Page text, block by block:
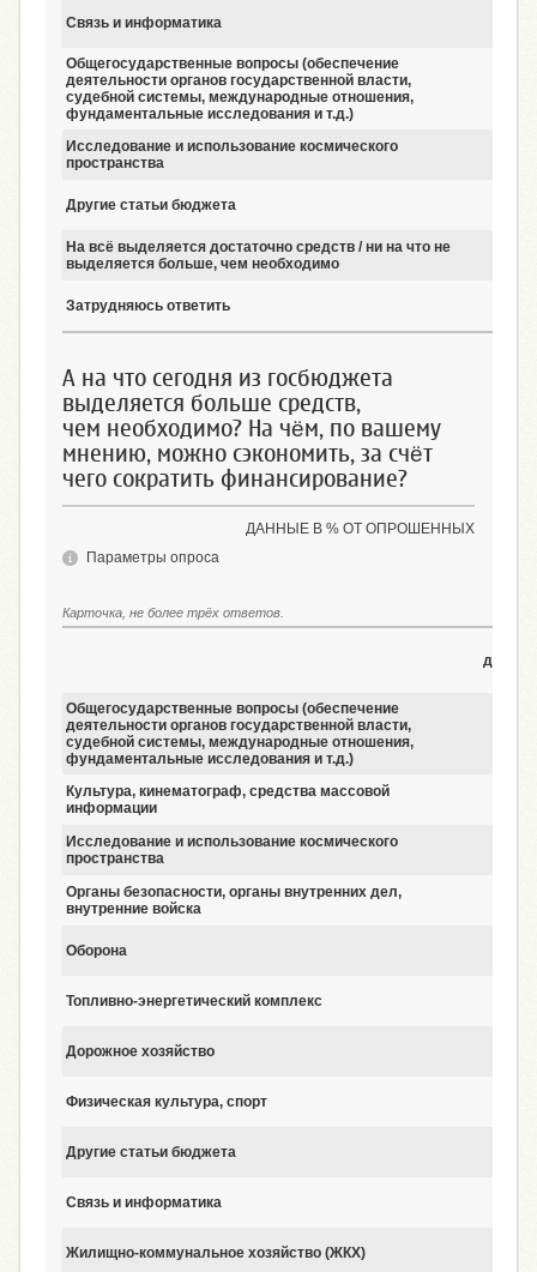
Связь и информатика
Общегосударственные вопросы (обеспечение
деятельности органов государственной власти,
судебной системы, международные отношения,
фундаментальные исследования и т.д.)
Исследование и использование космического
пространства
Другие статьи бюджета
На всё выделяется достаточно средств / ни на что не
выделяется больше, чем необходимо
Затрудняюсь ответить
А на что сегодня из госбюджета
выделяется больше средств,
чем необходимо? На чём, по вашему
мнению, можно сэкономить, за счёт
чего сократить финансирование?
ДАННЫЕ В % ОТ ОПРОШЕННЫХ
Параметры опроса
Карточка, не более трёх ответов.
Общегосударственные вопросы (обеспечение
деятельности органов государственной власти,
судебной системы, международные отношения,
фундаментальные исследования и т.д.)
Культура, кинематограф, средства массовой
информации
Исследование и использование космического
пространства
Органы безопасности, органы внутренних дел,
внутренние войска
Оборона
Топливно-энергетический комплекс
Дорожное хозяйство
Физическая культура, спорт
Другие статьи бюджета
Связь и информатика
Жилищно-коммунальное хозяйство (ЖКХ)